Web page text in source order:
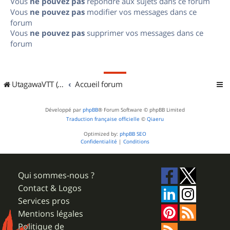
Vous ne pouvez pas modifier vos messages dans ce
forum
Vous ne pouvez pas supprimer vos messages dans ce
forum
UtagawaVTT (Randos VTT et VTTAE avec traces GPS) Accueil forum
Développé par phpBB® Forum Software © phpBB Limited
Traduction française officielle © Qiaeru
Optimized by: phpBB SEO
Confidentialité | Conditions
Qui sommes-nous ?
Contact & Logos
Services pros
Mentions légales
Politique de